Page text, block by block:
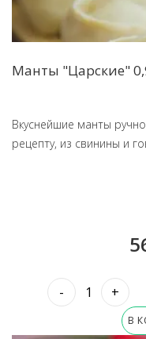
Манты "Царские"
Вкуснейшие манты
рецепту, из свинины и
- +
В